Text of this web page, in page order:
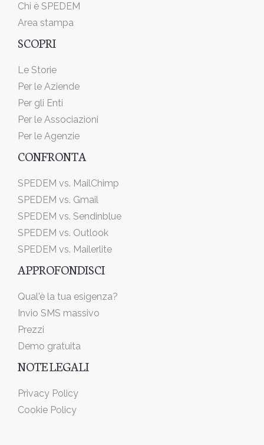
Chi è SPEDEM
Area stampa
SCOPRI
Le Storie
Per le Aziende
Per gli Enti
Per le Associazioni
Per le Agenzie
CONFRONTA
SPEDEM vs. MailChimp
SPEDEM vs. Gmail
SPEDEM vs. Sendinblue
SPEDEM vs. Outlook
SPEDEM vs. Mailerlite
APPROFONDISCI
Qual'è la tua esigenza?
Invio SMS massivo
Prezzi
Demo gratuita
NOTE LEGALI
Privacy Policy
Cookie Policy